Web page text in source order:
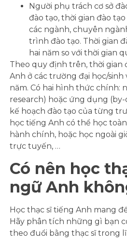
Người phụ trách cơ sở
đào tạo, thời gian đào
các ngành, chuyên
trình đào tạo. Thời gian
hai năm so với thời gian
Theo quy định trên, thời gian
Anh ở các trường đại học/sinh
năm. Có hai hình thức chính:
research) hoặc ứng dụng
kế hoạch đào tạo của từng
học tiếng Anh có thể học
hành chính, hoặc học ngoài
trực tuyến, …
Có nên học
ngữ Anh
Học thạc sĩ tiếng Anh mang
Hãy phân tích những gì bạn
theo đuổi bằng thạc sĩ trong